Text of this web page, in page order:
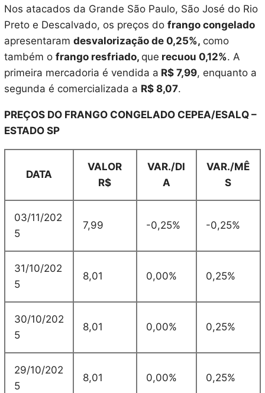
Nos atacados da Grande São Paulo, São José do Rio
Preto e Descalvado, os preços do frango congelado
apresentaram desvalorização de 0,25%, como
também o frango resfriado, que recuou 0,12%. A
primeira mercadoria é vendida a R$ 7,99, enquanto a
segunda é comercializada a R$ 8,07.
PREÇOS DO FRANGO CONGELADO CEPEA/ESALQ –
ESTADO SP
DATA
VALOR
R$
VAR./DI
A
VAR./MÊ
S
03/11/202
5
7,99 -0,25% -0,25%
31/10/202
5
8,01 0,00% 0,25%
30/10/202
5
8,01 0,00% 0,25%
29/10/202
5
8,01 0,00% 0,25%